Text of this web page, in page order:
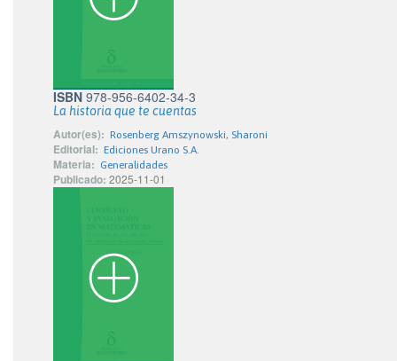
ISBN 978-956-6402-34-3
La historia que te cuentas
Autor(es): Rosenberg Amszynowski, Sharoni
Editorial: Ediciones Urano S.A.
Materia: Generalidades
Publicado: 2025-11-01